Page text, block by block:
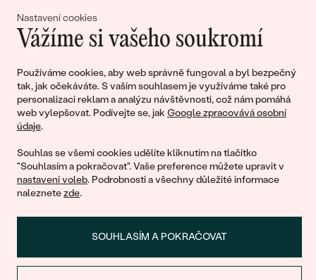
Nastavení cookies
Vážíme si vašeho soukromí
Používáme cookies, aby web správně fungoval a byl bezpečný
tak, jak očekáváte. S vaším souhlasem je využíváme také pro
personalizaci reklam a analýzu návštěvnosti, což nám pomáhá
web vylepšovat. Podívejte se, jak Google zpracovává osobní
údaje.
Souhlas se všemi cookies udělíte kliknutím na tlačítko
"Souhlasím a pokračovat". Vaše preference můžete upravit v
nastavení voleb. Podrobnosti a všechny důležité informace
naleznetezde.
SOUHLASÍM A POKRAČOVAT
Připojte se k nám!
© 2011 - 2026, Eppi.cz